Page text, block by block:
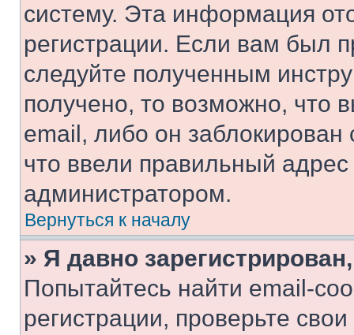
систему. Эта информация
регистрации. Если вам был
следуйте полученным
получено, то возможно, что
email, либо он
что ввели правильный адрес
администратором.
Вернуться к началу
» Я давно
Попытайтесь найти email-
регистрации, проверьте